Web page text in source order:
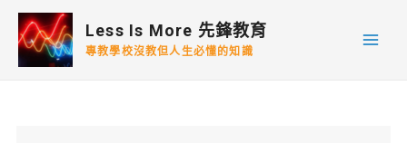
Less Is More 先鋒教育
專教學校沒教但人生必懂的知識